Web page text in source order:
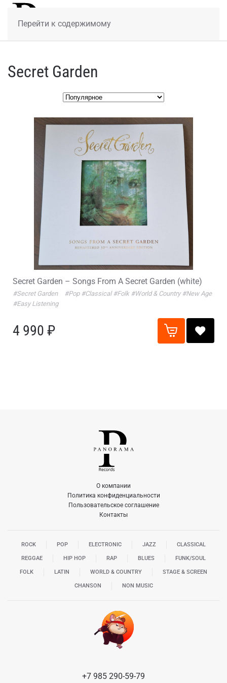
Перейти к содержимому
Secret Garden
Secret Garden – Songs From A Secret Garden (white)
#Secret Garden #Pop #Classical #Folk #World & Country #New Age
#Easy Listening
4 990 ₽
О компании
Политика конфиденциальности
Пользовательское соглашение
Контакты
ROCK POP ELECTRONIC JAZZ CLASSICAL
REGGAE HIP HOP RAP BLUES FUNK/SOUL
FOLK LATIN WORLD & COUNTRY STAGE & SCREEN
CHANSON NON MUSIC
+7 985 290-59-79